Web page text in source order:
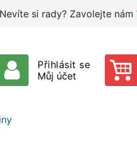
Nevíte si rady? Zavolejte nám
Přihlásit se
Můj účet